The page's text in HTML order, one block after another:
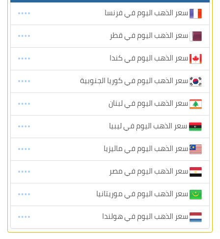
سعر الذهب اليوم في فرنسا
سعر الذهب اليوم في قطر
سعر الذهب اليوم في كندا
سعر الذهب اليوم في كوريا الجنوبية
سعر الذهب اليوم في لبنان
سعر الذهب اليوم في ليبيا
سعر الذهب اليوم في ماليزيا
سعر الذهب اليوم في مصر
سعر الذهب اليوم في موريتانيا
سعر الذهب اليوم في هولندا